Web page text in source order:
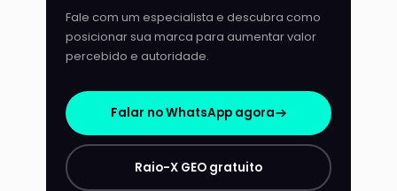
Fale com um especialista e descubra como
posicionar sua marca para aumentar valor
percebido e autoridade.
Falar no WhatsApp agora
Raio-X GEO gratuito